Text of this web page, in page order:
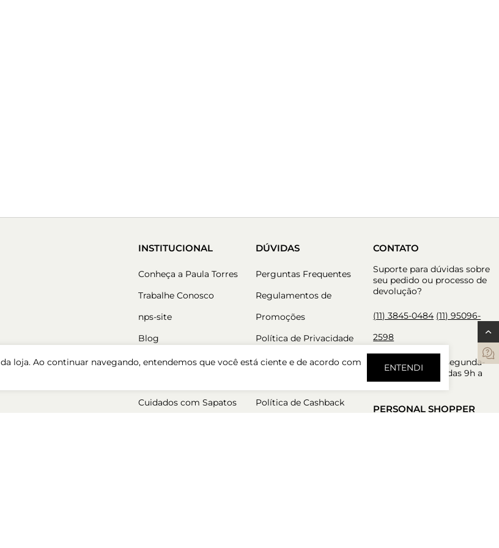
da loja. Ao continuar navegando, entendemos que você está ciente e de acordo com
ENTENDI
INSTITUCIONAL
Conheça a Paula Torres
Trabalhe Conosco
nps-site
Blog
Nossas Lojas
Cuidados com Sapatos
DÚVIDAS
Perguntas Frequentes
Regulamentos de
Promoções
Política de Privacidade
Trocas e Devoluções
Política de Cashback
CONTATO
Suporte para dúvidas sobre
seu pedido ou processo de
devolução?
(11) 3845-0484 (11) 95096-
2598
Atendimento de segunda-
feira a sexta-feira das 9h a
18h.
PERSONAL SHOPPER